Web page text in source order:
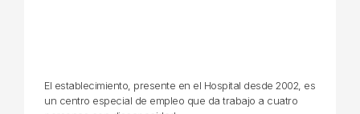
El establecimiento, presente en el Hospital desde 2002, es
un centro especial de empleo que da trabajo a cuatro